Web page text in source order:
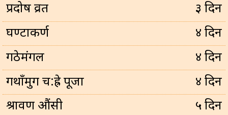
प्रदोष व्रत
३ दिन
घण्टाकर्ण
४ दिन
गठेमंगल
४ दिन
गथाँमुग च:ह्रे पूजा
४ दिन
श्रावण औंसी
५ दिन